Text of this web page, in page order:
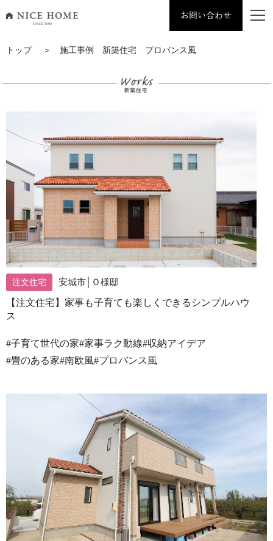
ナイスホーム トップページへ移動
お問い合わせ
トップ ＞ 施工事例 新築住宅 プロバンス風
注文住宅
安城市│Ｏ様邸
【注文住宅】家事も子育ても楽しくできるシンプルハウ
ス
#子育て世代の家#家事ラク動線#収納アイデア
#畳のある家#南欧風#プロバンス風